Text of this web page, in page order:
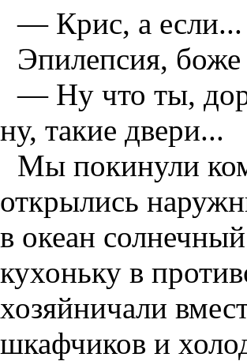
— Крис, а если...
Эпилепсия,
— Ну что ты,
ну, такие двери...
Мы покинули
открылись
в океан
кухоньку в
хозяйничали
шкафчиков и